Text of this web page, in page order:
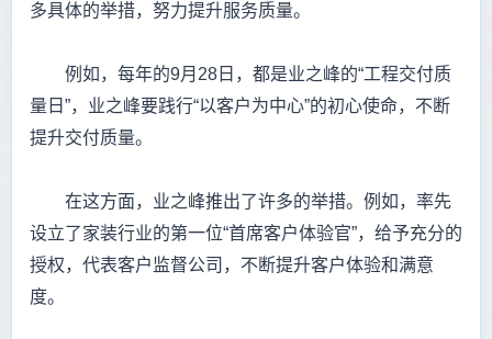
多具体的举措，努力提升服务质量。
例如，每年的9月28日，都是业之峰的“工程交付质
量日”，业之峰要践行“以客户为中心”的初心使命，不断
提升交付质量。
在这方面，业之峰推出了许多的举措。例如，率先
设立了家装行业的第一位“首席客户体验官”，给予充分的
授权，代表客户监督公司，不断提升客户体验和满意
度。